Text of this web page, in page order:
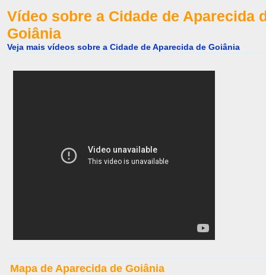
Vídeo sobre a Cidade de Aparecida
Goiânia
Veja mais vídeos sobre a Cidade de Aparecida de Goiânia
Mapa de Aparecida de Goiânia